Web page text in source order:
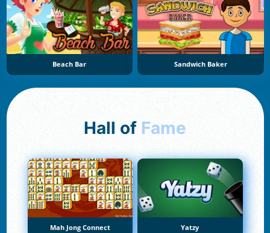
Beach Bar Sandwich Baker
Hall of Fame
Mah Jong Connect Yatzy